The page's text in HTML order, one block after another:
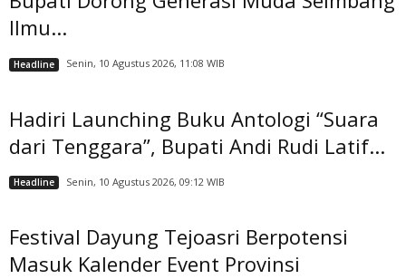
Ilmu...
Headline Senin, 10 Agustus 2026, 11:08 WIB
Hadiri Launching Buku Antologi “Suara
dari Tenggara”, Bupati Andi Rudi Latif...
Headline Senin, 10 Agustus 2026, 09:12 WIB
Festival Dayung Tejoasri Berpotensi
Masuk Kalender Event Provinsi